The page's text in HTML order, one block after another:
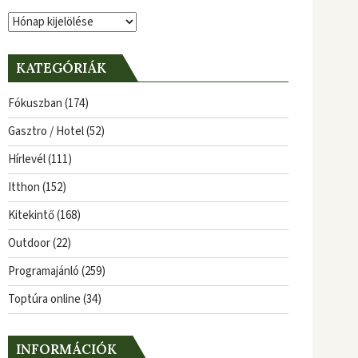
Archívum
KATEGÓRIÁK
Fókuszban(174)
Gasztro / Hotel(52)
Hírlevél(111)
Itthon(152)
Kitekintő(168)
Outdoor(22)
Programajánló(259)
Toptúra online(34)
INFORMÁCIÓK